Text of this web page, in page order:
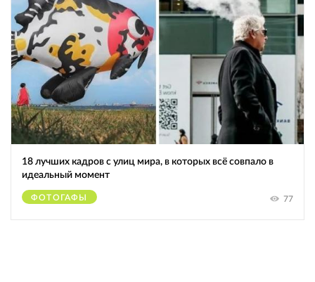
18 лучших кадров с улиц мира, в которых всё совпало в
идеальный момент
ФОТОГАФЫ 77